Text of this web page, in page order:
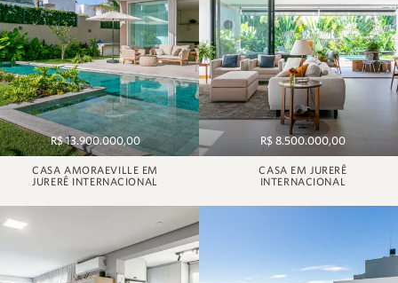
R$ 13.900.000,00
CASA AMORAEVILLE EM
JURERÊ INTERNACIONAL
R$ 8.500.000,00
CASA EM JURERÊ
INTERNACIONAL